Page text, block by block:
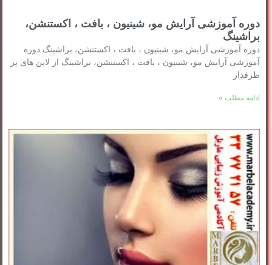
دوره آموزشی آرایش مو، شینیون ، بافت ، اکستنشن،
براشینگ
دوره آموزشی آرایش مو، شینیون ، بافت ، اکستنشن، براشینگ دوره
آموزشی آرایش مو، شینیون ، بافت ، اکستنشن، براشینگ از لاین های پر
طرفدار
ادامه مطلب »